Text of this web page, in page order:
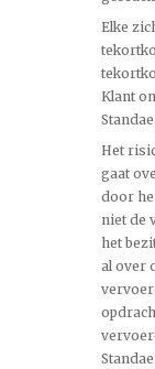
Elke
Klant
Het
gaat
door
niet de
het
al over